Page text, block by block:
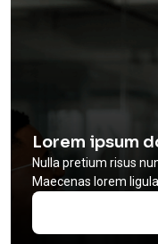
Lorem ipsum
Nulla pretium risus
Maecenas lorem